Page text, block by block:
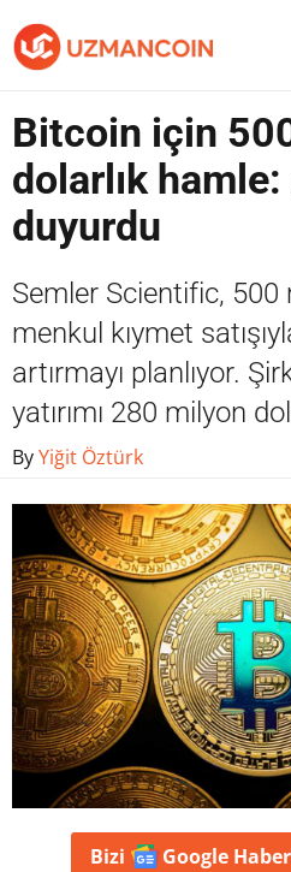
Yazarlardan
Piyasa
Contact / İletişim
Bitcoin için
dolarlık
duyurdu
Semler Scientific, 500
menkul kıymet
artırmayı planlıyor.
yatırımı 280 milyon
ByYiğit Öztürk
Bizi Google